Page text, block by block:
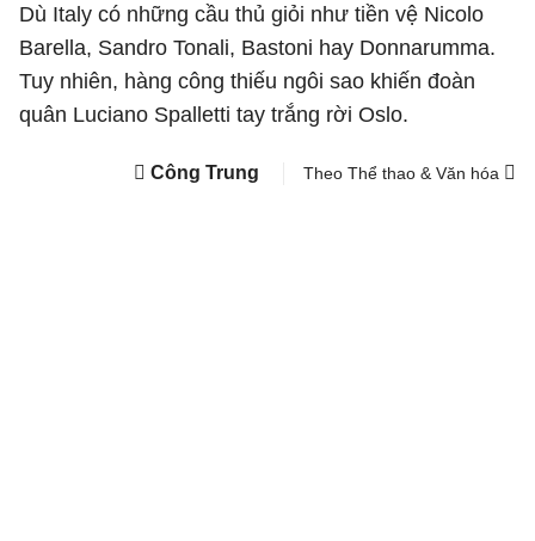
Dù Italy có những cầu thủ giỏi như tiền vệ Nicolo
Barella, Sandro Tonali, Bastoni hay Donnarumma.
Tuy nhiên, hàng công thiếu ngôi sao khiến đoàn
quân Luciano Spalletti tay trắng rời Oslo.
Công Trung Theo Thể thao & Văn hóa